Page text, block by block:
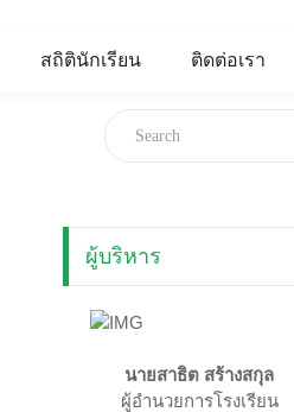
สถิตินักเรียน ติดต่อเรา
ผู้บริหาร
นายสาธิต สร้างสกุล
ผู้อำนวยการโรงเรียน